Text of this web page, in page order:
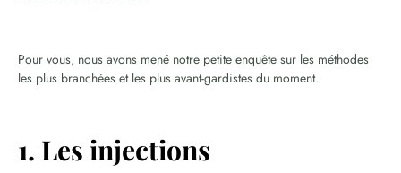
Pour vous, nous avons mené notre petite enquête sur les méthodes
les plus branchées et les plus avant-gardistes du moment.
1. Les injections